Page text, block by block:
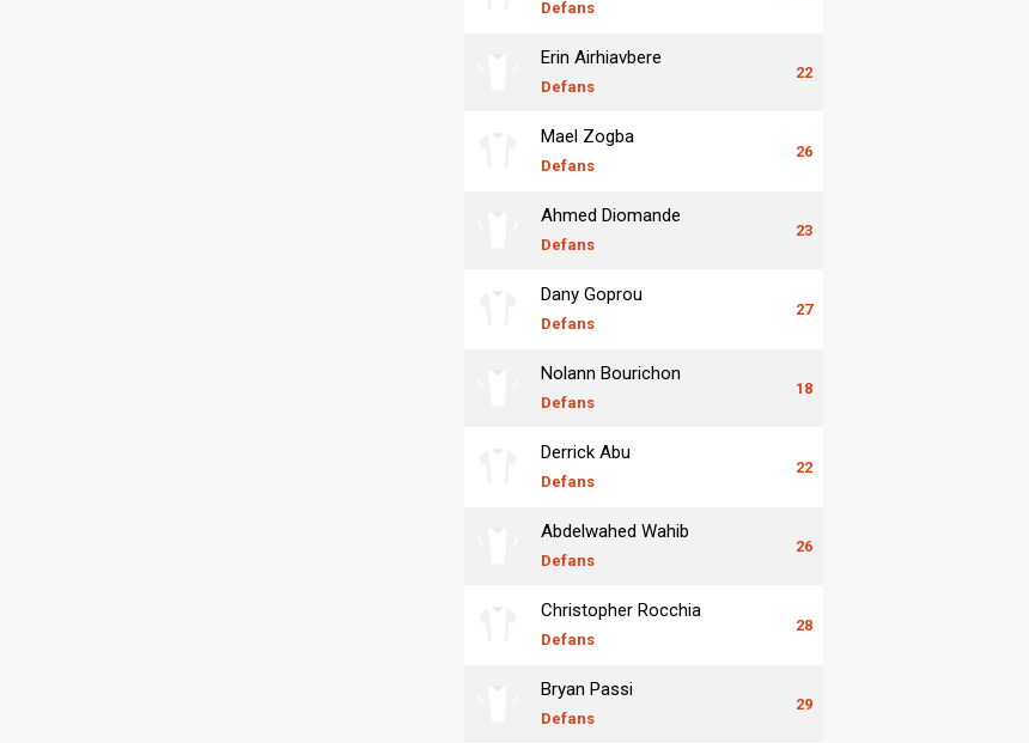
Defans
Erin Airhiavbere
Defans
22
Mael Zogba
Defans
26
Ahmed Diomande
Defans
23
Dany Goprou
Defans
27
Nolann Bourichon
Defans
18
Derrick Abu
Defans
22
Abdelwahed Wahib
Defans
26
Christopher Rocchia
Defans
28
Bryan Passi
Defans
29